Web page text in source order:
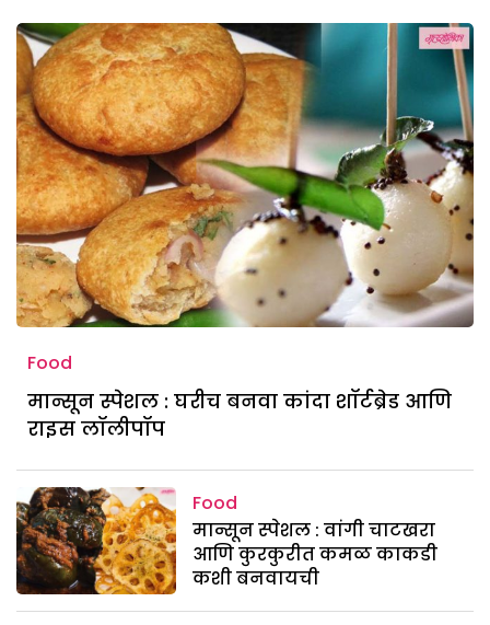
Food
मान्सून स्पेशल : घरीच बनवा कांदा शॉर्टब्रेड आणि
राइस लॉलीपॉप
Food
मान्सून स्पेशल : वांगी चाटखरा
आणि कुरकुरीत कमळ काकडी
कशी बनवायची